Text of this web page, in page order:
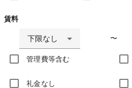
賃料
下限なし 〜
管理費等含む
礼金なし